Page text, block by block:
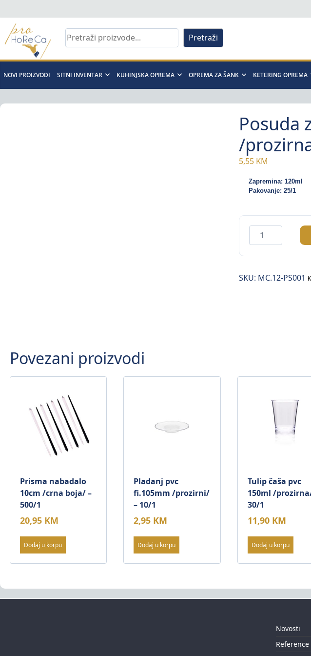
to
content
Pro
Horeca
d.o.o
Pretraži
NOVI PROIZVODI SITNI INVENTAR KUHINJSKA OPREMA OPREMA ZA ŠANK KETERING OPREMA
Posuda
/
5,55 KM
Zapremina: 120ml
Pakovanje: 25/1
Posuda
za
desert
/prozirna/
SKU: MC.12-PS001
Povezani proizvodi
Prisma nabadalo
10cm /crna boja/ –
500/1
20,95 KM
Dodaj u korpu
Pladanj pvc
fi.105mm /prozirni/
– 10/1
2,95 KM
Dodaj u korpu
Tulip čaša pvc
150ml /
30/1
11,90 KM
Dodaj u korpu
Novosti
Reference